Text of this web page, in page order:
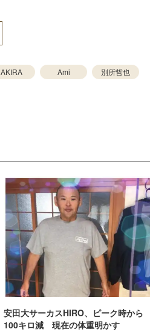
AKIRA Ami
別所哲也
安田大サーカスHIRO、ピーク時から
100キロ減 現在の体重明かす